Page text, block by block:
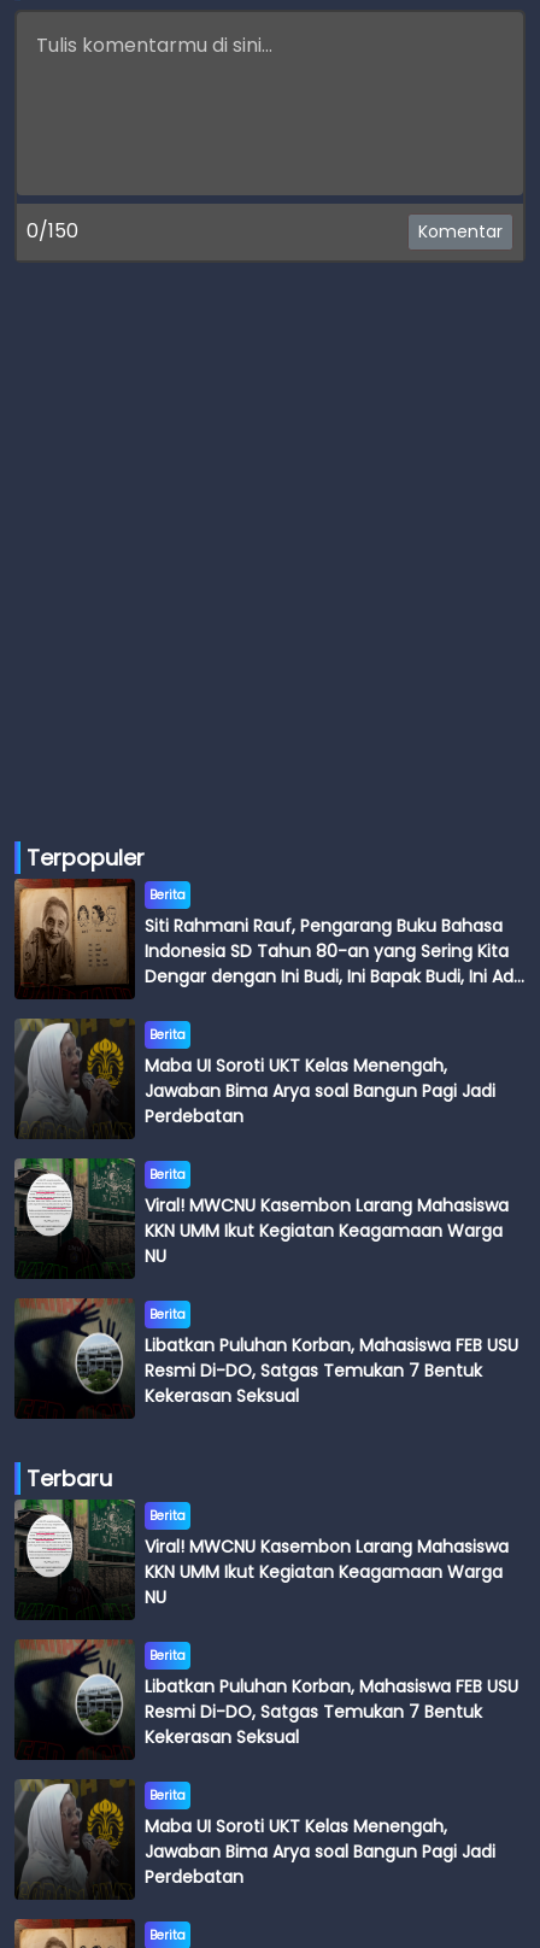
0/150 Komentar
Terpopuler
Berita
Siti Rahmani Rauf, Pengarang Buku Bahasa
Indonesia SD Tahun 80-an yang Sering Kita
Dengar dengan Ini Budi, Ini Bapak Budi, Ini Adik
Berita
Maba UI Soroti UKT Kelas Menengah,
Jawaban Bima Arya soal Bangun Pagi Jadi
Perdebatan
Berita
Viral! MWCNU Kasembon Larang Mahasiswa
KKN UMM Ikut Kegiatan Keagamaan Warga
NU
Berita
Libatkan Puluhan Korban, Mahasiswa FEB USU
Resmi Di-DO, Satgas Temukan 7 Bentuk
Kekerasan Seksual
Terbaru
Berita
Viral! MWCNU Kasembon Larang Mahasiswa
KKN UMM Ikut Kegiatan Keagamaan Warga
NU
Berita
Libatkan Puluhan Korban, Mahasiswa FEB USU
Resmi Di-DO, Satgas Temukan 7 Bentuk
Kekerasan Seksual
Berita
Maba UI Soroti UKT Kelas Menengah,
Jawaban Bima Arya soal Bangun Pagi Jadi
Perdebatan
Berita